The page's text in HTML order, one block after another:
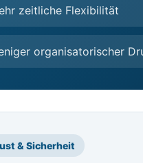
zeitliche Flexibilität
organisatorischer
& Sicherheit